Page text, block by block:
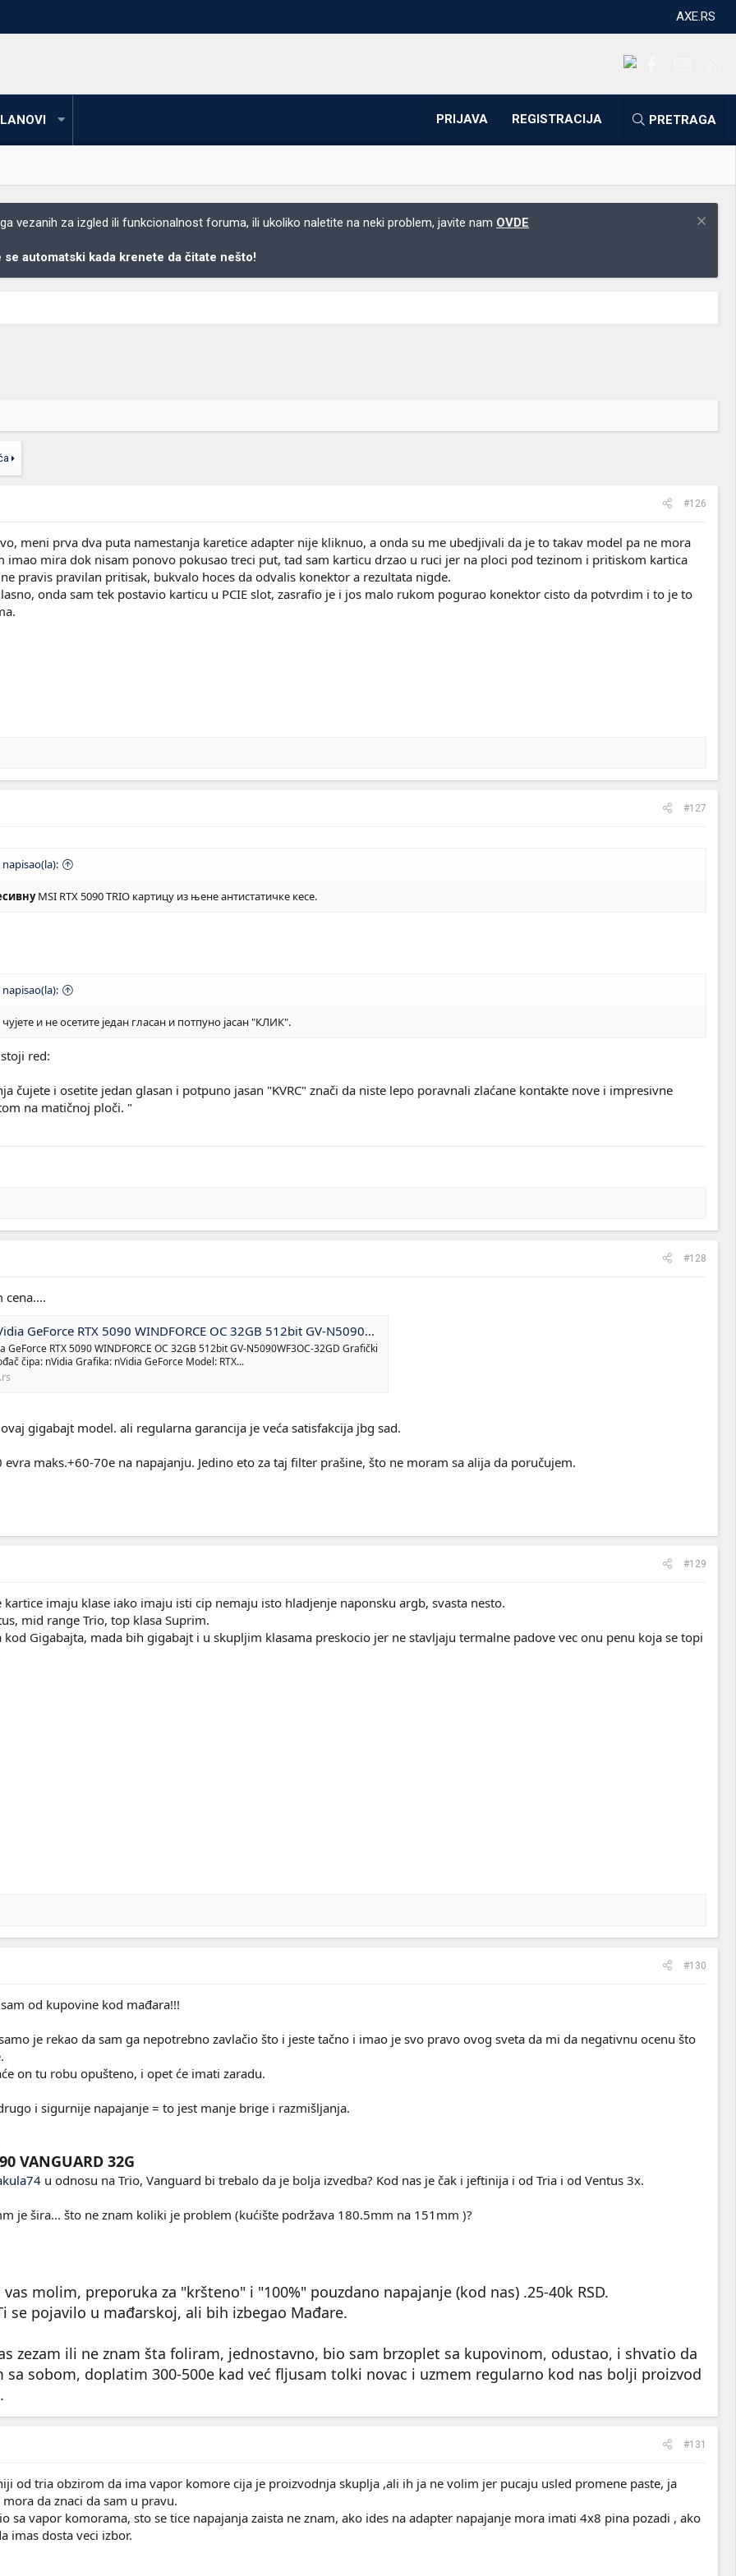
AXE.RS
PRIJAVA REGISTRACIJA PRETRAGA
vezanih za izgled ili funkcionalnost foruma, ili ukoliko naletite na neki problem, javite nam OVDE
se automatski kada krenete da čitate nešto!
#126
meni prva dva puta namestanja karetice adapter nije kliknuo, a onda su me ubedjivali da je to takav model pa ne mora
imao mira dok nisam ponovo pokusao treci put, tad sam karticu drzao u ruci jer na ploci pod tezinom i pritiskom kartica
pravis pravilan pritisak, bukvalo hoces da odvalis konektor a rezultata nigde.
onda sam tek postavio karticu u PCIE slot, zasrafio je i jos malo rukom pogurao konektor cisto da potvrdim i to je to
#127
MSI RTX 5090 TRIO картицу из њене антистатичке кесе.
и не осетите један гласан и потпуно јасан "КЛИК".
red:
čujete i osetite jedan glasan i potpuno jasan "KVRC" znači da niste lepo poravnali zlaćane kontakte nove i impresivne
na matičnoj ploči. "
#128
cena....
GeForce RTX 5090 WINDFORCE OC 32GB 512bit GV-N5090WF3OC-32GD
GeForce RTX 5090 WINDFORCE OC 32GB 512bit GV-N5090WF3OC-32GD Grafički
čipa: nVidia Grafika: nVidia GeForce Model: RTX...
gigabajt model. ali regularna garancija je veća satisfakcija jbg sad.
evra maks.+60-70e na napajanju. Jedino eto za taj filter prašine, što ne moram sa alija da poručujem.
#129
kartice imaju klase iako imaju isti cip nemaju isto hladjenje naponsku argb, svasta nesto.
mid range Trio, top klasa Suprim.
kod Gigabajta, mada bih gigabajt i u skupljim klasama preskocio jer ne stavljaju termalne padove vec onu penu koja se topi
#130
od kupovine kod mađara!!!
je rekao da sam ga nepotrebno zavlačio što i jeste tačno i imao je svo pravo ovog sveta da mi da negativnu ocenu što
on tu robu opušteno, i opet će imati zaradu.
i sigurnije napajanje = to jest manje brige i razmišljanja.
VANGUARD 32G
u odnosu na Trio, Vanguard bi trebalo da je bolja izvedba? Kod nas je čak i jeftinija i od Tria i od Ventus 3x.
je šira... što ne znam koliki je problem (kućište podržava 180.5mm na 151mm )?
molim, preporuka za "kršteno" i "100%" pouzdano napajanje (kod nas) .25-40k RSD.
se pojavilo u mađarskoj, ali bih izbegao Mađare.
zezam ili ne znam šta foliram, jednostavno, bio sam brzoplet sa kupovinom, odustao, i shvatio da
sa sobom, doplatim 300-500e kad već fljusam tolki novac i uzmem regularno kod nas bolji proizvod
#131
od tria obzirom da ima vapor komore cija je proizvodnja skuplja ,ali ih ja ne volim jer pucaju usled promene paste, ja
da znaci da sam u pravu.
sa vapor komorama, sto se tice napajanja zaista ne znam, ako ides na adapter napajanje mora imati 4x8 pina pozadi , ako
imas dosta veci izbor.